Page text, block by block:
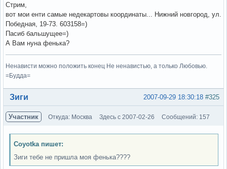
Стрим,
вот мои енти самые недекартовы координаты... Нижний новгород, ул.
Победная, 19-73. 603158=)
Пасиб бальшущее=)
А Вам нуна фенька?
Ненависти можно положить конец Не ненавистью, а только Любовью.
=Будда=
Вне форума #325
2007-09-29 18:30:18
Зиги
Участник Откуда: Москва Здесь с 2007-02-26 Сообщений: 157
Coyotka пишет:
Зиги тебе не пришла моя фенька????